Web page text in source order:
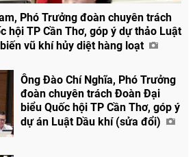
Chia sẻ
Facebook
Phó Trưởng đoàn chuyên trách
hội TP Cần Thơ, góp ý dự thảo Luật
vũ khí hủy diệt hàng loạt
Ông Đào Chí Nghĩa, Phó Trưởng
đoàn chuyên trách Đoàn Đại
biểu Quốc hội TP Cần Thơ, góp ý
dự án Luật Dầu khí (sửa đổi)